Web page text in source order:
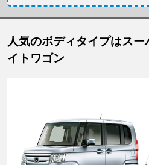
人気のボディタイプはス
イトワゴン